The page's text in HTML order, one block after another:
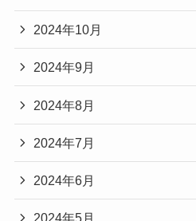
2024年10月
2024年9月
2024年8月
2024年7月
2024年6月
2024年5月